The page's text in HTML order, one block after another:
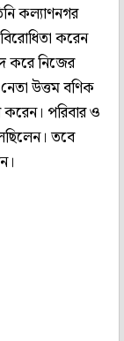
কল্যাণনগর
করেন
করে নিজের
উত্তম বণিক
পরিবার ও
তবে